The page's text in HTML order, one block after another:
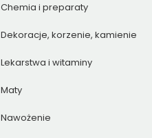
Chemia i preparaty
Dekoracje, korzenie, kamienie
Lekarstwa i witaminy
Maty
Nawożenie